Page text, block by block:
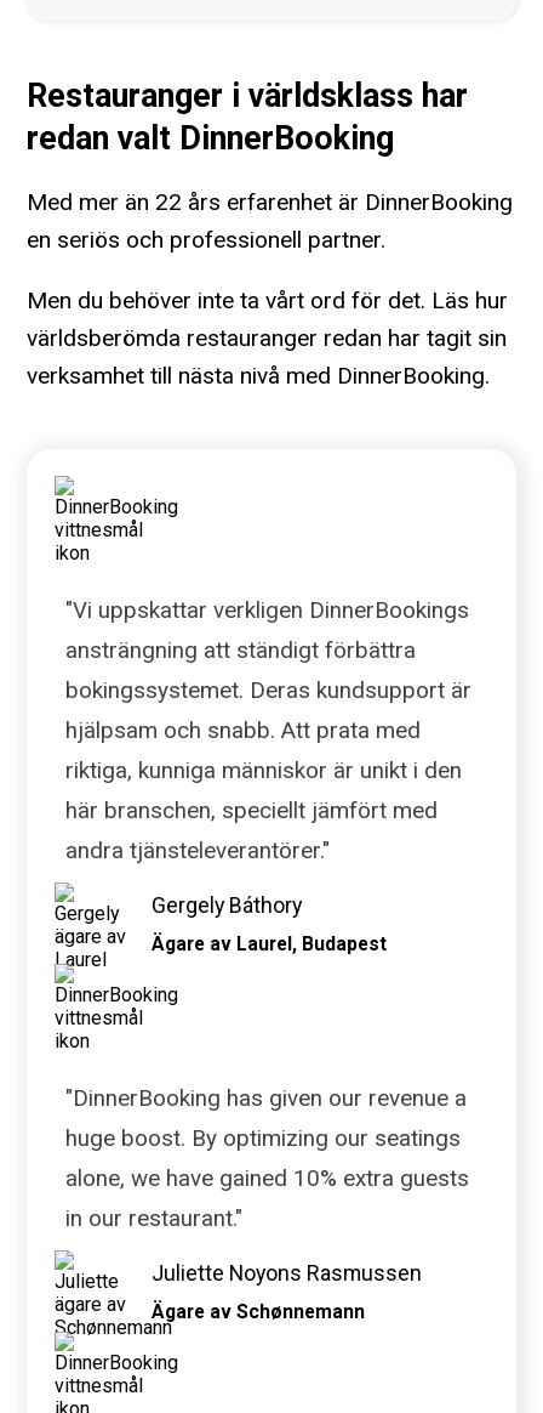
Restauranger i världsklass har
redan valt DinnerBooking
Med mer än 22 års erfarenhet är DinnerBooking
en seriös och professionell partner.
Men du behöver inte ta vårt ord för det. Läs hur
världsberömda restauranger redan har tagit sin
verksamhet till nästa nivå med DinnerBooking.
"Vi uppskattar verkligen DinnerBookings
ansträngning att ständigt förbättra
bokingssystemet. Deras kundsupport är
hjälpsam och snabb. Att prata med
riktiga, kunniga människor är unikt i den
här branschen, speciellt jämfört med
andra tjänsteleverantörer."
Gergely Báthory
Ägare av Laurel, Budapest
"DinnerBooking has given our revenue a
huge boost. By optimizing our seatings
alone, we have gained 10% extra guests
in our restaurant."
Juliette Noyons Rasmussen
Ägare av Schønnemann